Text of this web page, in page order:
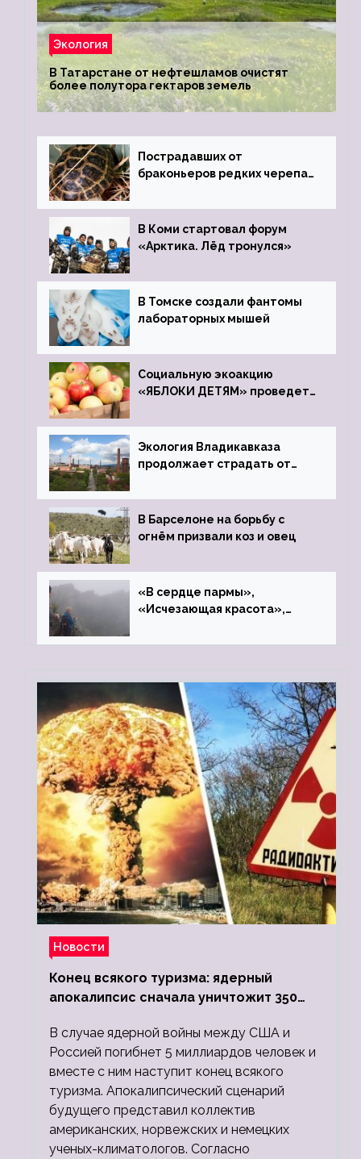
Экология
В Татарстане от нефтешламов очистят
более полутора гектаров земель
Пострадавших от
браконьеров редких черепах
зоопарк
В Коми стартовал форум
«Арктика. Лёд тронулся»
В Томске создали фантомы
лабораторных мышей
Социальную экоакцию
«ЯБЛОКИ ДЕТЯМ» проведет
Экология Владикавказа
продолжает страдать от
В Барселоне на борьбу с
огнём призвали коз и овец
«В сердце пармы»,
«Исчезающая красота»,
Новости
Конец всякого туризма: ядерный
апокалипсис сначала уничтожит 350
людей
В случае ядерной войны между США и
Россией погибнет 5 миллиардов человек и
вместе с ним наступит конец всякого
туризма. Апокалипсический сценарий
будущего представил коллектив
американских, норвежских и немецких
ученых-климатологов. Согласно